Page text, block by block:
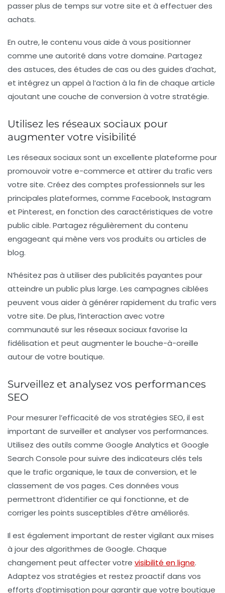
passer plus de temps sur votre site et à effectuer des
achats.
En outre, le contenu vous aide à vous positionner
comme une autorité dans votre domaine. Partagez
des astuces, des études de cas ou des guides d’achat,
et intégrez un appel à l’action à la fin de chaque article
ajoutant une couche de conversion à votre stratégie.
Utilisez les réseaux sociaux pour
augmenter votre visibilité
Les réseaux sociauxsont un excellente plateforme pour
promouvoir votre e-commerce et attirer du trafic vers
votre site. Créez des comptes professionnels sur les
principales plateformes, comme Facebook, Instagram
et Pinterest, en fonction des caractéristiques de votre
public cible. Partagez régulièrement du contenu
engageant qui mène vers vos produits ou articles de
blog.
N’hésitez pas à utiliser des publicités payantes pour
atteindre un public plus large. Les campagnes ciblées
peuvent vous aider à générer rapidement du trafic vers
votre site. De plus, l’interaction avec votre
communauté sur les réseaux sociaux favorise la
fidélisation et peut augmenter le bouche-à-oreille
autour de votre boutique.
Surveillez et analysez vos performances
SEO
Pour mesurer l’efficacité de vos stratégies SEO, il est
important de surveiller et analyser vos performances.
Utilisez des outils comme Google Analytics et Google
Search Console pour suivre des indicateurs clés tels
que le trafic organique, le taux de conversion, et le
classement de vos pages. Ces données vous
permettront d’identifier ce qui fonctionne, et de
corriger les points susceptibles d’être améliorés.
Il est également important de rester vigilant aux mises
à jour des algorithmes de Google. Chaque
changement peut affecter votre visibilité en ligne.
Adaptez vos stratégies et restez proactif dans vos
efforts d’optimisation pour garantir que votre boutique